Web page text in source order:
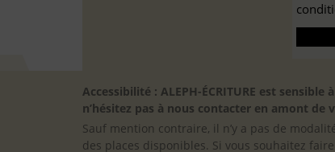
Accessibilité : ALEPH-ÉCRITURE est
n’hésitez pas à nous contacter en amont
Sauf mention contraire, il n’y a pas de
des places disponibles. Si vous souhaitez